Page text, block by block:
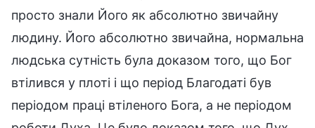
просто знали Його як абсолютно звичайну
людину. Його абсолютно звичайна, нормальна
людська сутність була доказом того, що Бог
втілився у плоті і що період Благодаті був
періодом праці втіленого Бога, а не періодом